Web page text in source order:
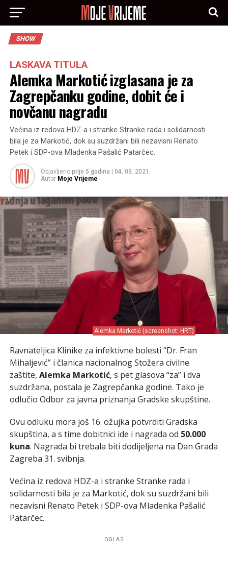
SHOW
LASKAVA TITULA
Alemka Markotić izglasana je za
Zagrepčanku godine, dobit će i
novčanu nagradu
Većina iz redova HDZ-a i stranke Stranke rada i solidarnosti
bila je za Markotić, dok su suzdržani bili nezavisni Renato
Petek i SDP-ova Mladenka Pašalić Patarčec.
Objavljeno prije 5 godina
04. 03. 2021.
Autor Moje Vrijeme
Alemka Markotić (screenshot: HRT)
Ravnateljica Klinike za infektivne bolesti “Dr. Fran
Mihaljević” i članica nacionalnog Stožera civilne
zaštite, Alemka Markotić, s pet glasova “za” i dva
suzdržana, postala je Zagrepčanka godine. Tako je
odlučio Odbor za javna priznanja Gradske skupštine.
Ovu odluku mora još 16. ožujka potvrditi Gradska
skupština, a s time dobitnici ide i nagrada od 50.000
kuna. Nagrada bi trebala biti dodijeljena na Dan Grada
Zagreba 31. svibnja.
Većina iz redova HDZ-a i stranke Stranke rada i
solidarnosti bila je za Markotić, dok su suzdržani bili
nezavisni Renato Petek i SDP-ova Mladenka Pašalić
Patarčec.
OGLAS